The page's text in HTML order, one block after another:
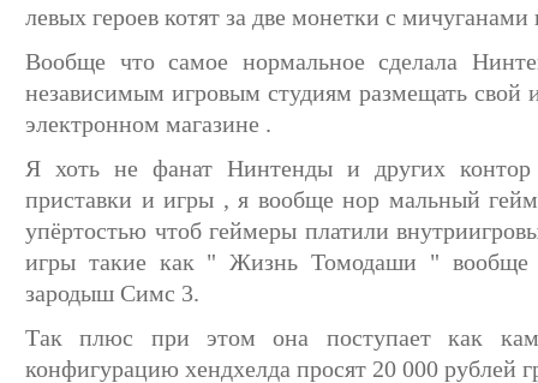
левых героев котят за две монетки с
Вообще что самое нормальное сделала
независимым игровым студиям размещать свой
электронном магазине .
Я хоть не фанат Нинтенды и других контор
приставки и игры , я вообще нор мальный
упёртостью чтоб геймеры платили
игры такие как " Жизнь Томодаши "
зародыш Симс 3.
Так плюс при этом она поступает как
конфигурацию хендхелда просят 20 000 рублей